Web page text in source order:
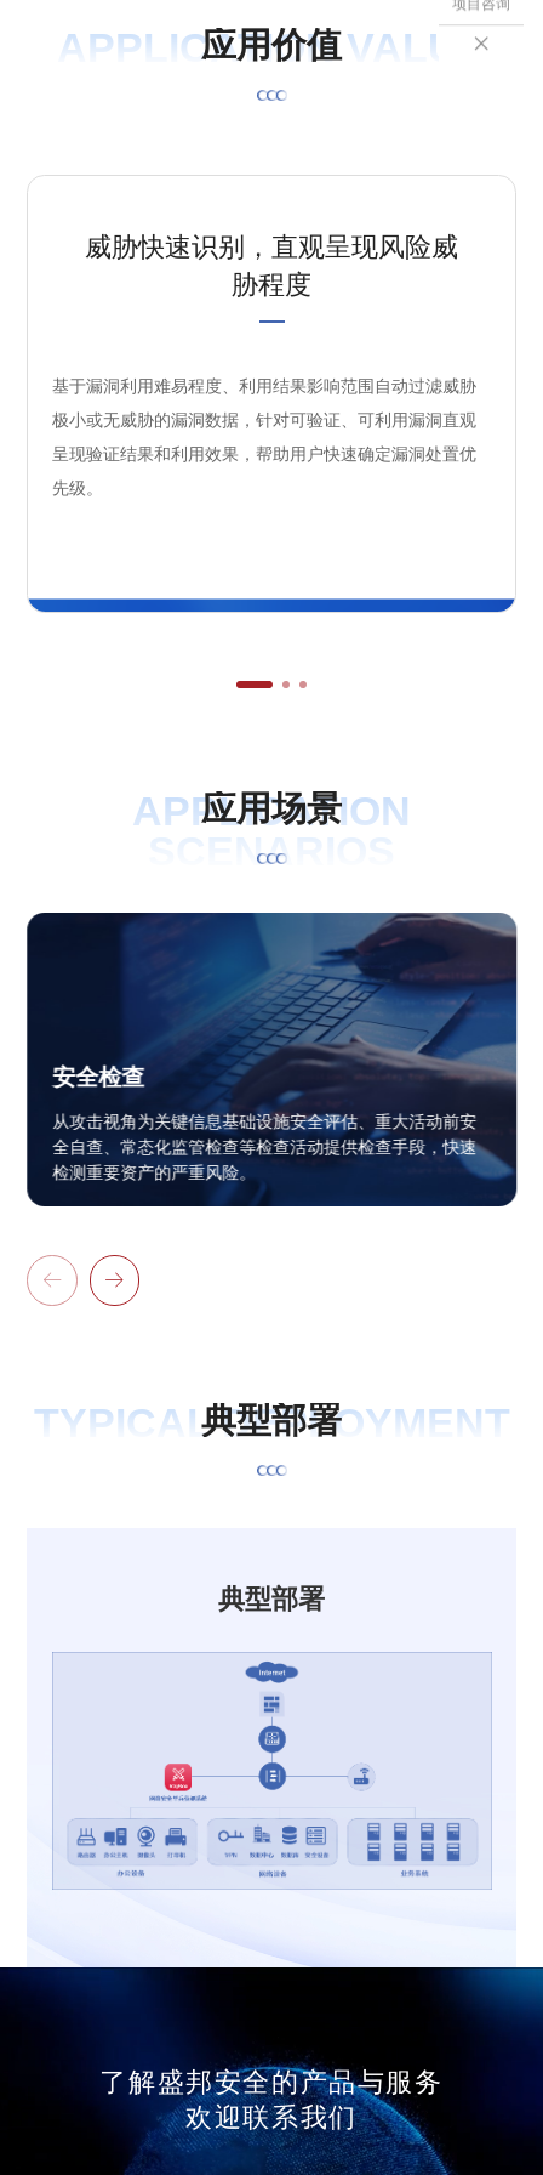
APPLICATION VALUE
应用价值
威胁快速识别，直观呈现风险威
胁程度
基于漏洞利用难易程度、利用结果影响范围自动过滤威胁
极小或无威胁的漏洞数据，针对可验证、可利用漏洞直观
呈现验证结果和利用效果，帮助用户快速确定漏洞处置优
先级。
APPLICATION
SCENARIOS
应用场景
安全检查
从攻击视角为关键信息基础设施安全评估、重大活动前安
全自查、常态化监管检查等检查活动提供检查手段，快速
检测重要资产的严重风险。
 
TYPICAL DEPLOYMENT
典型部署
典型部署
项目咨询

了解盛邦安全的产品与服务
欢迎联系我们